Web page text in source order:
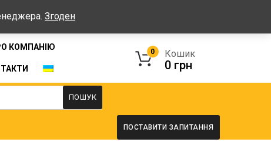
Графік: Пн-Пт: 08:00-17:00, Сб-Нд - вихідні
КОМПАНІЮ
Кошик
0
0 грн
ПОШУК
ПОСТАВИТИ ЗАПИТАННЯ
Згоден